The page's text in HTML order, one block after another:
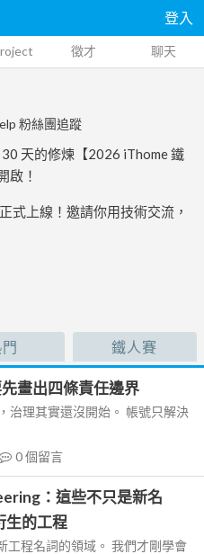
登入
徵才 聊天
粉絲團追蹤
天的修煉【2026 iThome 鐵
啟！
式上線！邀請你用技術交流，
鐵人賽
畫出四條責任邊界
治理其實還沒開始。 帳號只解決
0個留言
：這些不只是新名
生的工程
程名詞的領域。 我們才剛學會